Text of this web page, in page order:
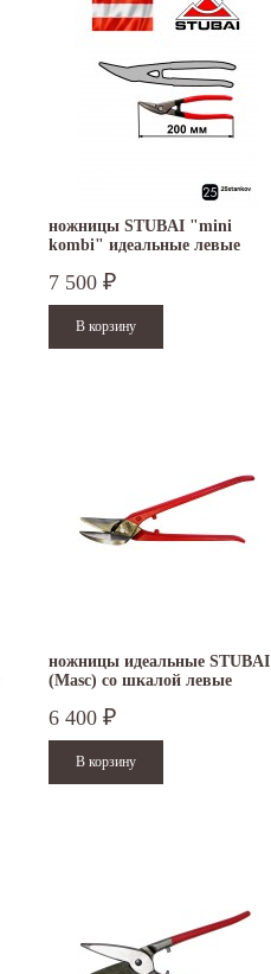
ножницы STUBAI "mini
kombi" идеальные левые
7 500 ₽
ножницы идеальные STUBAI
(Masc) со шкалой левые
6 400 ₽